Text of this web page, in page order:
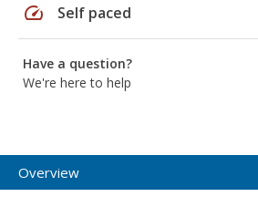
speed Self paced
Have a question?
We're here to help
Overview